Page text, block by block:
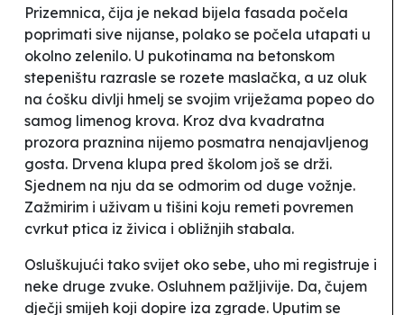
Prizemnica, čija je nekad bijela fasada počela
poprimati sive nijanse, polako se počela utapati u
okolno zelenilo. U pukotinama na betonskom
stepeništu razrasle se rozete maslačka, a uz oluk
na ćošku divlji hmelj se svojim vriježama popeo do
samog limenog krova. Kroz dva kvadratna
prozora praznina nijemo posmatra nenajavljenog
gosta. Drvena klupa pred školom još se drži.
Sjednem na nju da se odmorim od duge vožnje.
Zažmirim i uživam u tišini koju remeti povremen
cvrkut ptica iz živica i obližnjih stabala.
Osluškujući tako svijet oko sebe, uho mi registruje i
neke druge zvuke. Osluhnem pažljivije. Da, čujem
dječji smijeh koji dopire iza zgrade. Uputim se